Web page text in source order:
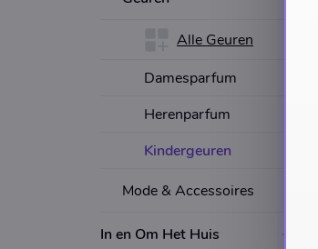
Alle Geuren
Damesparfum
Herenparfum
Kindergeuren
Mode & Accessoires
In en Om Het Huis